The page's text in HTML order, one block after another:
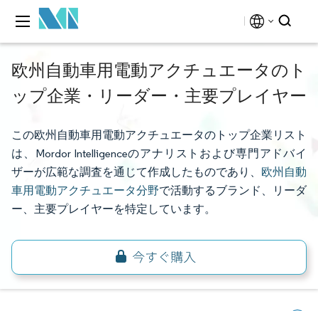
欧州自動車用電動アクチュエータのト
ップ企業・リーダー・主要プレイヤー
この欧州自動車用電動アクチュエータのトップ企業リスト
は、Mordor Intelligenceのアナリストおよび専門アドバイ
ザーが広範な調査を通じて作成したものであり、 欧州自動
車用電動アクチュエータ分野で活動するブランド、リーダ
ー、主要プレイヤーを特定しています。